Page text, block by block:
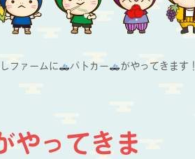
ファームに パトカー がやってきます！
やってきま